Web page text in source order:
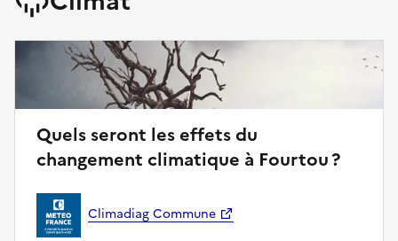
Quels seront les effets du
changement climatique à Fourtou ?
Climadiag Commune